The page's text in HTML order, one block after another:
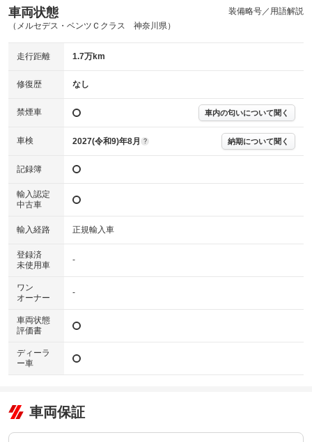
内装
(内装状態)
下さい。
および表示項目が異なる場合がございます。
※グー鑑定の評価はあくまでも記載している鑑定日の鑑定結果となりま
車両状態
（メルセデス・ベンツＣクラス 神奈川県）
装備略号／用語解説
走行距離 1.7万km
修復歴 なし
禁煙車 車内の匂いについて聞く
車検 2027(令和9)年8月 ? 納期について聞く
記録簿
輸入認定
中古車
輸入経路 正規輸入車
登録済
未使用車
-
ワン
オーナー
-
車両状態
評価書
ディーラ
ー車
車両保証